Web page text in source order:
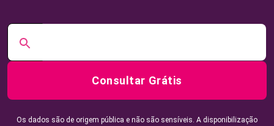
Consultar Grátis
Os dados são de origem pública e não são sensíveis. A disponibilização